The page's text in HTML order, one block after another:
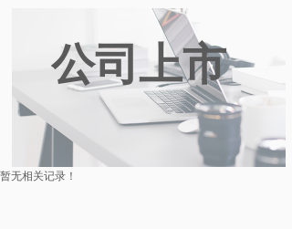
暂无相关记录！
公司上市